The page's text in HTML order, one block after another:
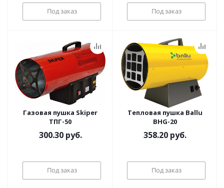
Под заказ Под заказ
Газовая пушка Skiper
ТПГ-50
300.30руб.
Под заказ
Тепловая пушка Ballu
BHG-20
358.20руб.
Под заказ